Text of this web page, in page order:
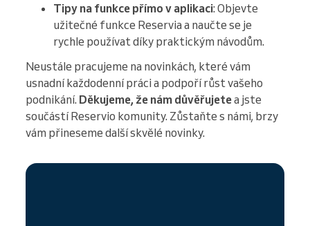
Tipy na funkce přímo v aplikaci: Objevte
užitečné funkce Reservia a naučte se je
rychle používat díky praktickým návodům.
Neustále pracujeme na novinkách, které vám
usnadní každodenní práci a podpoří růst vašeho
podnikání. Děkujeme, že nám důvěřujetea jste
součástí Reservio komunity. Zůstaňte s námi, brzy
vám přineseme další skvělé novinky.